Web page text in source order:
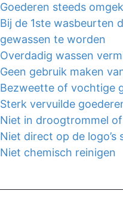
Goederen steeds
Bij de 1ste wasbeurten
gewassen te worden
Overdadig wass​en
Geen gebruik maken
Bezweette of vochtige
Sterk vervuilde
Niet in droogtrommel
Niet direct op de logo’s
Niet chemisch reinigen